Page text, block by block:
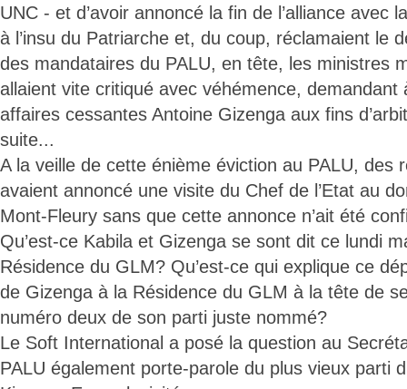
UNC - et d’avoir annoncé la fin de l’alliance avec
à l’insu du Patriarche et, du coup, réclamaient le
des mandataires du PALU, en tête, les ministres
allaient vite critiqué avec véhémence, demandant
affaires cessantes Antoine Gizenga aux fins
suite...
A la veille de cette énième éviction au PALU, des
avaient annoncé une visite du Chef de l’Etat au
Mont-Fleury sans que cette annonce n’ait été
Qu’est-ce Kabila et Gizenga se sont dit ce lundi
Résidence du GLM? Qu’est-ce qui explique ce
de Gizenga à la Résidence du GLM à la tête de
numéro deux de son parti juste nommé?
Le Soft International a posé la question au
PALU également porte-parole du plus vieux parti